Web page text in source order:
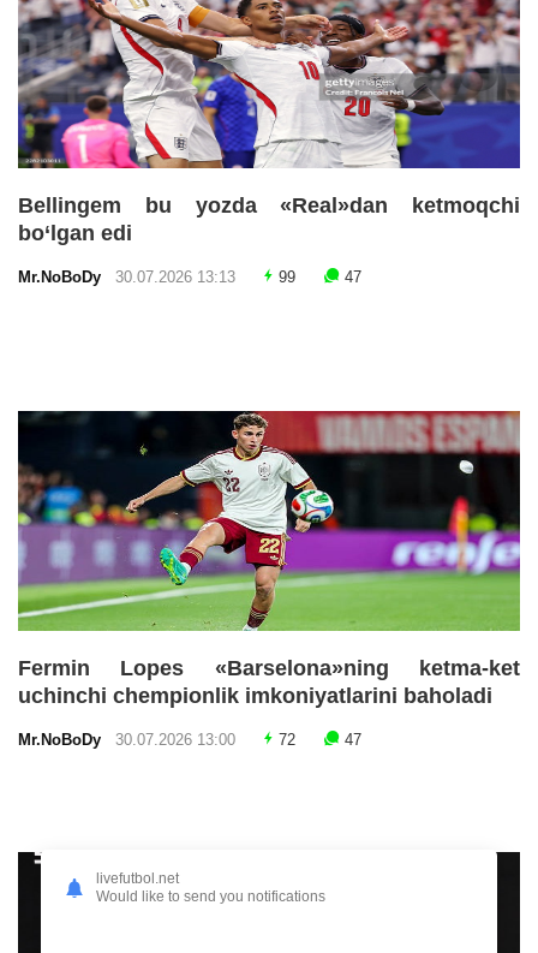
Bellingem bu yozda «Real»dan ketmoqchi
bo‘lgan edi
Mr.NoBoDy 30.07.2026 13:13 99 47
Fermin Lopes «Barselona»ning ketma-ket
uchinchi chempionlik imkoniyatlarini baholadi
Mr.NoBoDy 30.07.2026 13:00 72 47
livefutbol.net
Would like to send you notifications